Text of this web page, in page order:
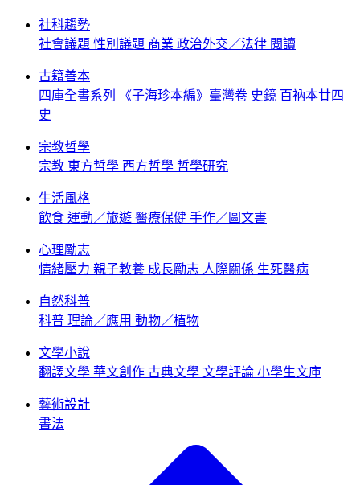
社科趨勢
社會議題 性別議題 商業 政治外交／法律 閱讀
古籍善本
四庫全書系列
《子海珍本編》臺灣卷 史鏡 百衲本廿四
史
宗教哲學
宗教 東方哲學 西方哲學 哲學研究
生活風格
飲食 運動／旅遊 醫療保健 手作／圖文書
心理勵志
情緒壓力 親子教養 成長勵志 人際關係 生死醫病
自然科普
科普 理論／應用 動物／植物
文學小說
翻譯文學 華文創作 古典文學 文學評論 小學生文庫
藝術設計
書法